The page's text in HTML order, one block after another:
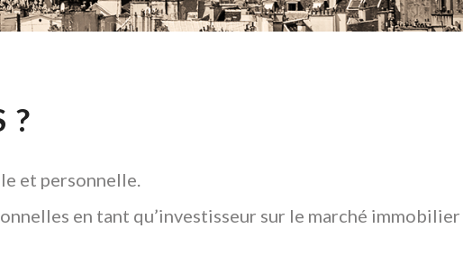
?
et personnelle.
en tant qu’investisseur sur le marché immobilier